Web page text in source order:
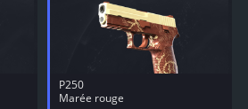
P250
Marée rouge